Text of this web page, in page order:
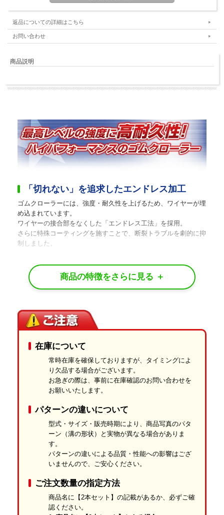
返品についての詳細はこちら
お問い合わせ
商品説明
「切れない」を追求したエンドレス加工
ゴムクローラーには、強度・耐久性を上げるため、ワイヤーが埋
め込まれています。
ワイヤーの接合部をなくした「エンドレス工法」を採用。
さらに特殊コーティングを施すことで、断裂トラブルを劇的に抑
制しました。
水分・油分に強い「独自の防腐技術」
水分、油分、紫外線などによる劣化を防ぐ独自の防腐技術を導
様です。
独自の特殊配合ゴム
天然ゴムと合成ゴムを黄金比でブレンド。
外側からも内側からも劣化をガードします。
最高レベルの強度と高い耐久性
ハードな現場を足元から支え、求められる「最高の強度」と「長
長く安心してお使いいただけるゴムクローラーです。
在庫について
常時在庫を確保しておりますが、タイミングによ
り欠品する場合がございます。
お急ぎの際は、事前に在庫確認のお問い合わせを
お願いいたします。
パターンの違いについて
型式・サイズ・販売時期により、商品写真のパタ
ーン（溝の形状）と実物が異なる場合がありま
す。
パターンの違いによる品質・性能への影響はござ
いませんので、ご安心ください。
ご注文数量の指定方法
商品名に【2本セット】の記載があるか、必ずご確
認ください。